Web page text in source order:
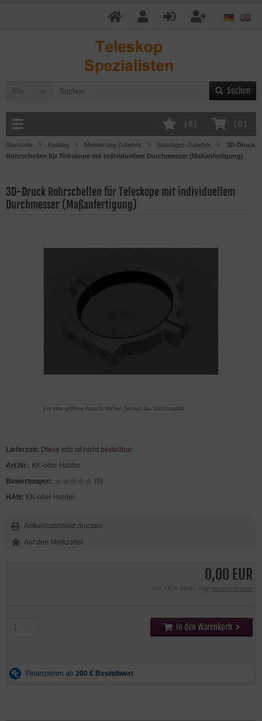
Alle Suchen
( 0 )
( 0 )
Startseite Katalog Montierung Zubehör Sonstiges-Zubehör
3D-Druck
Rohrschellen für Teleskope mit individuellem Durchmesser (Maßanfertigung)
3D-Druck Rohrschellen für Teleskope mit individuellem
Durchmesser (Maßanfertigung)
Für eine größere Ansicht klicken Sie auf das Vorschaubild
0,00 EUR
inkl. 19 % MwSt. zzgl. Versandkosten
In den Warenkorb
Lieferzeit: Diese Info ist nicht bestellbar
Art.Nr.: KK-oller Halder
Bewertungen:
(0)
HAN: KK-oller Halder
Artikeldatenblatt drucken